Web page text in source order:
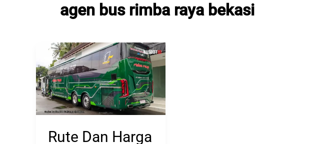
agen bus rimba raya bekasi
Rute Dan Harga